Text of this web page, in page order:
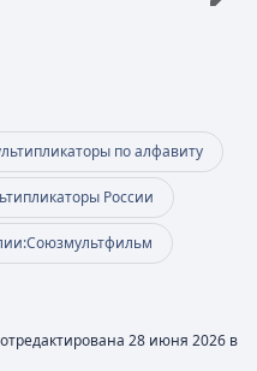
по алфавиту
России
28 июня 2026 в